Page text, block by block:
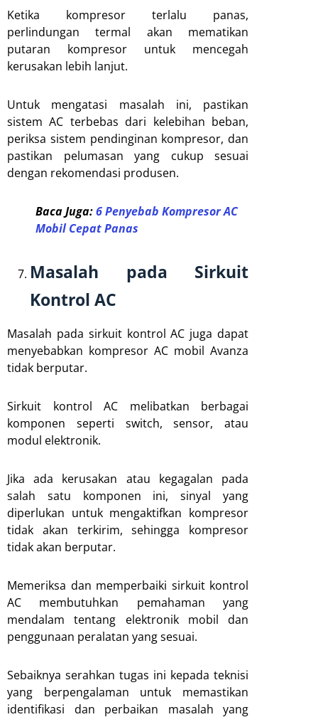
Ketika kompresor terlalu panas,
perlindungan termal akan mematikan
putaran kompresor untuk mencegah
kerusakan lebih lanjut.
Untuk mengatasi masalah ini, pastikan
sistem AC terbebas dari kelebihan beban,
periksa sistem pendinginan kompresor, dan
pastikan pelumasan yang cukup sesuai
dengan rekomendasi produsen.
Baca Juga:6 Penyebab Kompresor AC
Mobil Cepat Panas
Masalah pada Sirkuit
Kontrol AC
Masalah pada sirkuit kontrol AC juga dapat
menyebabkan kompresor AC mobil Avanza
tidak berputar.
Sirkuit kontrol AC melibatkan berbagai
komponen seperti switch, sensor, atau
modul elektronik.
Jika ada kerusakan atau kegagalan pada
salah satu komponen ini, sinyal yang
diperlukan untuk mengaktifkan kompresor
tidak akan terkirim, sehingga kompresor
tidak akan berputar.
Memeriksa dan memperbaiki sirkuit kontrol
AC membutuhkan pemahaman yang
mendalam tentang elektronik mobil dan
penggunaan peralatan yang sesuai.
Sebaiknya serahkan tugas ini kepada teknisi
yang berpengalaman untuk memastikan
identifikasi dan perbaikan masalah yang